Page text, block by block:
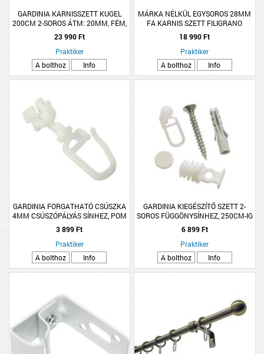
GARDINIA KARNISSZETT KUGEL
200CM 2-SOROS ÁTM: 20MM, FÉM,
NEMESACÉL
23 990 Ft
Praktiker
A bolthoz
Info
MÁRKA NÉLKÜL EGYSOROS 28MM
FA KARNIS SZETT FILIGRANO
300CM DIÓ SZÍNŰ
18 990 Ft
Praktiker
A bolthoz
Info
GARDINIA FORGATHATÓ CSÚSZKA
4MM CSÚSZÓPÁLYÁS SÍNHEZ, POM
3 899 Ft
Praktiker
A bolthoz
Info
GARDINIA KIEGÉSZÍTŐ SZETT 2-
SOROS FÜGGÖNYSÍNHEZ, 250CM-IG
6 899 Ft
Praktiker
A bolthoz
Info